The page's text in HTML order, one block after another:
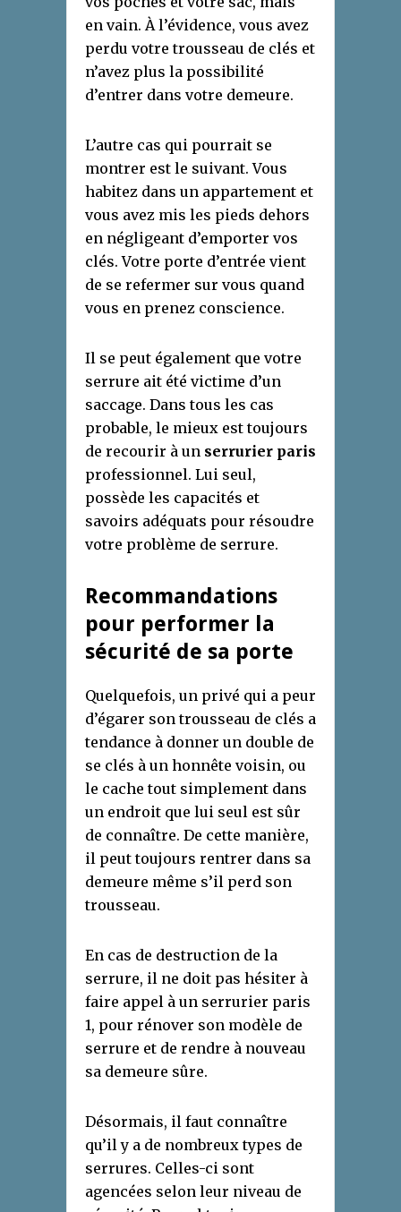
en vain. À l’évidence, vous avez
perdu votre trousseau de clés et
n’avez plus la possibilité
d’entrer dans votre demeure.
L’autre cas qui pourrait se
montrer est le suivant. Vous
habitez dans un appartement et
vous avez mis les pieds dehors
en négligeant d’emporter vos
clés. Votre porte d’entrée vient
de se refermer sur vous quand
vous en prenez conscience.
Il se peut également que votre
serrure ait été victime d’un
saccage. Dans tous les cas
probable, le mieux est toujours
de recourir à un serrurier paris
professionnel. Lui seul,
possède les capacités et
savoirs adéquats pour résoudre
votre problème de serrure.
Recommandations
pour performer la
sécurité de sa porte
Quelquefois, un privé qui a peur
d’égarer son trousseau de clés a
tendance à donner un double de
se clés à un honnête voisin, ou
le cache tout simplement dans
un endroit que lui seul est sûr
de connaître. De cette manière,
il peut toujours rentrer dans sa
demeure même s’il perd son
trousseau.
En cas de destruction de la
serrure, il ne doit pas hésiter à
faire appel à un serrurier paris
1, pour rénover son modèle de
serrure et de rendre à nouveau
sa demeure sûre.
Désormais, il faut connaître
qu’il y a de nombreux types de
serrures. Celles-ci sont
agencées selon leur niveau de